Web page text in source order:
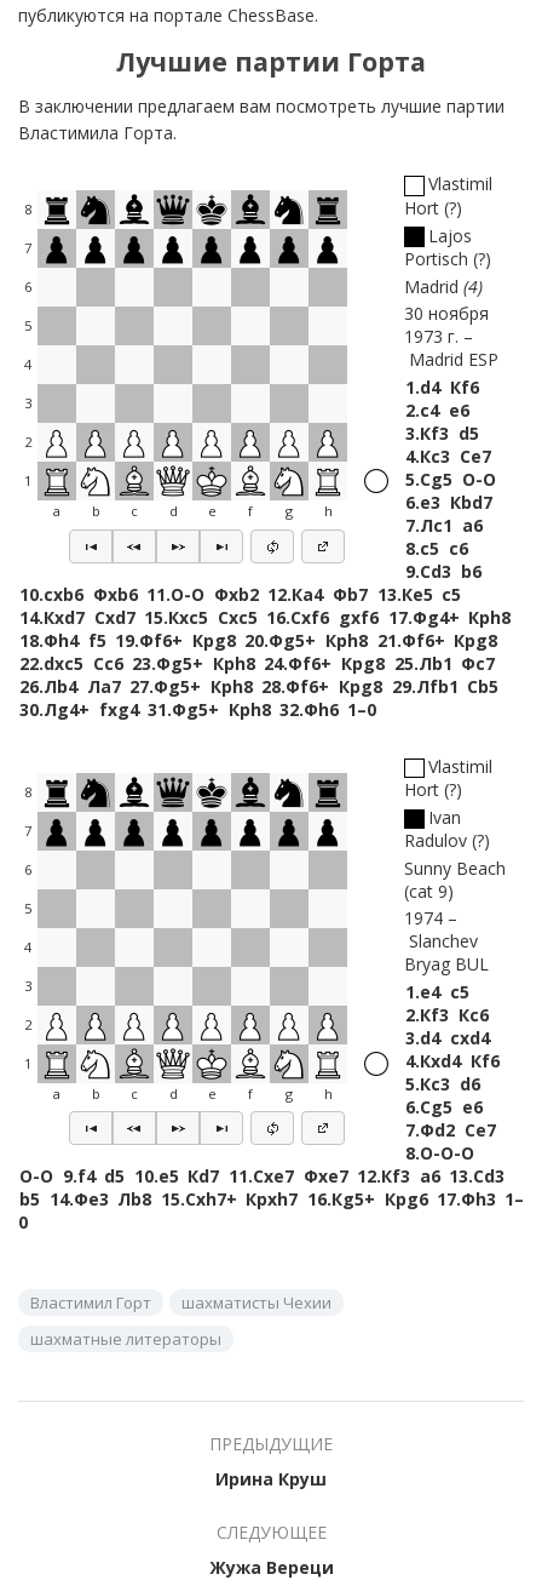
публикуются на портале ChessBase.
Лучшие партии Горта
В заключении предлагаем вам посмотреть лучшие партии
Властимила Горта.
8
7
6
5
4
3
2
1
a
b c d e f g h
Vlastimil
Hort ?
Lajos
Portisch ?
Madrid 4
30 ноября
1973 г.
Madrid ESP
1.d4 Кf6
2.c4 e6
3.Кf3 d5
4.Кc3 Сe7
5.Сg5 O-O
6.e3 Кbd7
7.Лc1 a6
8.c5 c6
9.Сd3 b6
10.cxb6 Фxb6 11.O-O Фxb2 12.Кa4 Фb7 13.Кe5 c5
14.Кxd7 Сxd7 15.Кxc5 Сxc5 16.Сxf6 gxf6 17.Фg4+ Крh8
18.Фh4 f5 19.Фf6+ Крg8 20.Фg5+ Крh8 21.Фf6+ Крg8
22.dxc5 Сc6 23.Фg5+ Крh8 24.Фf6+ Крg8 25.Лb1 Фc7
26.Лb4 Лa7 27.Фg5+ Крh8 28.Фf6+ Крg8 29.Лfb1 Сb5
30.Лg4+ fxg4 31.Фg5+ Крh8 32.Фh6 1–0
8
7
6
5
4
3
2
1
a
b c d e f g h
Vlastimil
Hort ?
Ivan
Radulov ?
Sunny Beach
(cat 9)
1974
Slanchev
Bryag BUL
1.e4 c5
2.Кf3 Кc6
3.d4 cxd4
4.Кxd4 Кf6
5.Кc3 d6
6.Сg5 e6
7.Фd2 Сe7
8.O-O-O
O-O 9.f4 d5 10.e5 Кd7 11.Сxe7 Фxe7 12.Кf3 a6 13.Сd3
b5 14.Фe3 Лb8 15.Сxh7+ Крxh7 16.Кg5+ Крg6 17.Фh3 1–
0
Властимил Горт
шахматисты Чехии
шахматные литераторы
ПРЕДЫДУЩИЕ
Ирина Круш
СЛЕДУЮЩЕЕ
Жужа Вереци